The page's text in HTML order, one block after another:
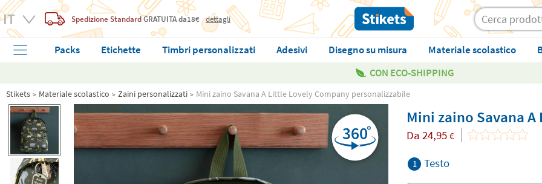
Spedizione StandardGRATUITAda18€ dettagli
Packs Etichette Timbri personalizzati Adesivi Disegno su misura Materiale scolastico
CON ECO-SHIPPING
Stikets Materiale scolastico Zaini personalizzati Mini zaino Savana A Little Lovely Company personalizzabile
Mini zaino Savana
Da 24,95 €
1 Testo